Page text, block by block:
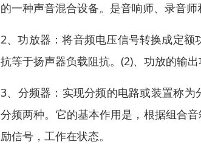
的一种声音混合设备。是音响师、录音
2、功放器：将音频电压信号转换成定
抗等于扬声器负载阻抗。(2)、功放的输
3、分频器：实现分频的电路或装置称
分频两种。它的基本作用是，根据组合
励信号，工作在状态。